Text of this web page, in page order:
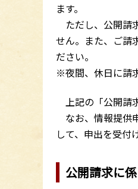
ます。
ただし、公開請
せん。また、ご請
ださい。
※夜間、休日に請
上記の「公開請
なお、情報提供
して、申出を受付
公開請求に